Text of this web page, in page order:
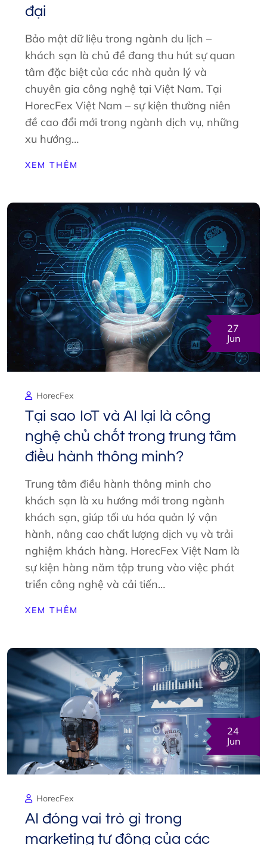
đại
Bảo mật dữ liệu trong ngành du lịch –
khách sạn là chủ đề đang thu hút sự quan
tâm đặc biệt của các nhà quản lý và
chuyên gia công nghệ tại Việt Nam. Tại
HorecFex Việt Nam – sự kiện thường niên
đề cao đổi mới trong ngành dịch vụ, những
xu hướng…
XEM THÊM
27
Jun
HorecFex
Tại sao IoT và AI lại là công
nghệ chủ chốt trong trung tâm
điều hành thông minh?
Trung tâm điều hành thông minh cho
khách sạn là xu hướng mới trong ngành
khách sạn, giúp tối ưu hóa quản lý vận
hành, nâng cao chất lượng dịch vụ và trải
nghiệm khách hàng. HorecFex Việt Nam là
sự kiện hàng năm tập trung vào việc phát
triển công nghệ và cải tiến…
XEM THÊM
24
Jun
HorecFex
AI đóng vai trò gì trong
marketing tự động của các